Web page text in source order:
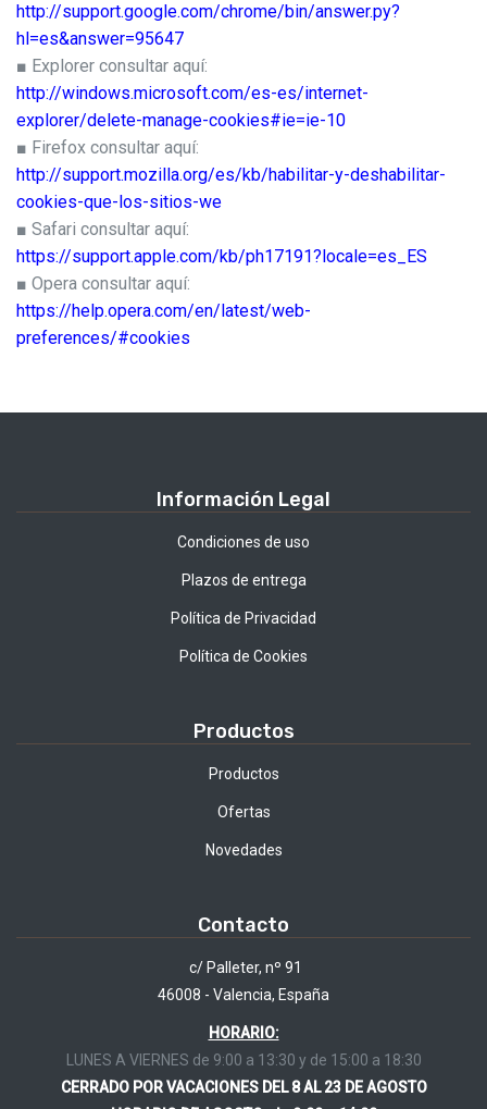
http://support.google.com/chrome/bin/answer.py?
hl=es&answer=95647
■ Explorer consultar aquí:
http://windows.microsoft.com/es-es/internet-
explorer/delete-manage-cookies#ie=ie-10
■ Firefox consultar aquí:
http://support.mozilla.org/es/kb/habilitar-y-deshabilitar-
cookies-que-los-sitios-we
■ Safari consultar aquí:
https://support.apple.com/kb/ph17191?locale=es_ES
■ Opera consultar aquí:
https://help.opera.com/en/latest/web-
preferences/#cookies
Información Legal
Condiciones de uso
Plazos de entrega
Política de Privacidad
Política de Cookies
Productos
Productos
Ofertas
Novedades
Contacto
c/ Palleter, nº 91
46008 - Valencia, España
HORARIO:
LUNES A VIERNES de 9:00 a 13:30 y de 15:00 a 18:30
CERRADO POR VACACIONES DEL 8 AL 23 DE AGOSTO